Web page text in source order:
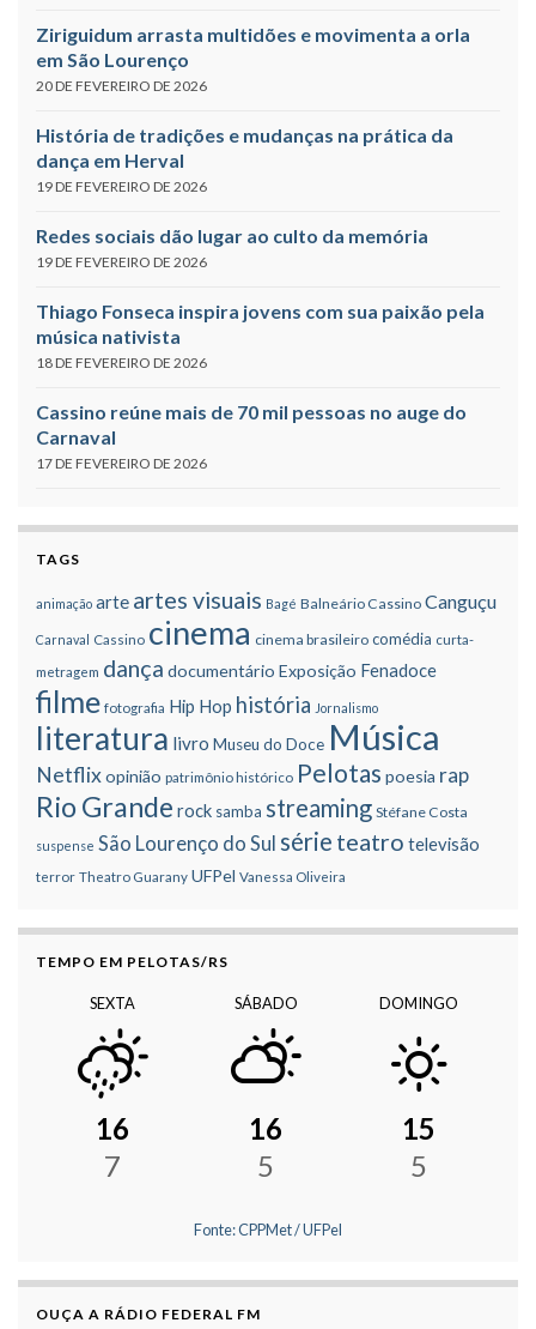
Ziriguidum arrasta multidões e movimenta a orla
em São Lourenço
20 DE FEVEREIRO DE 2026
História de tradições e mudanças na prática da
dança em Herval
19 DE FEVEREIRO DE 2026
Redes sociais dão lugar ao culto da memória
19 DE FEVEREIRO DE 2026
Thiago Fonseca inspira jovens com sua paixão pela
música nativista
18 DE FEVEREIRO DE 2026
Cassino reúne mais de 70 mil pessoas no auge do
Carnaval
17 DE FEVEREIRO DE 2026
TAGS
animação arte artes visuais Bagé Balneário Cassino Canguçu
Carnaval Cassino cinema cinema brasileiro comédia curta-
metragem dança documentário Exposição Fenadoce
filme fotografia Hip Hop história Jornalismo
literatura livro Museu do Doce Música
Netflixopinião patrimônio histórico Pelotas poesia rap
Rio Grande rock samba streaming Stéfane Costa
suspense São Lourenço do Sul série teatro televisão
terror Theatro Guarany UFPel Vanessa Oliveira
TEMPO EM PELOTAS/RS
SEXTA
16
7
SÁBADO
16
5
DOMINGO
15
5
Fonte: CPPMet / UFPel
OUÇA A RÁDIO FEDERAL FM